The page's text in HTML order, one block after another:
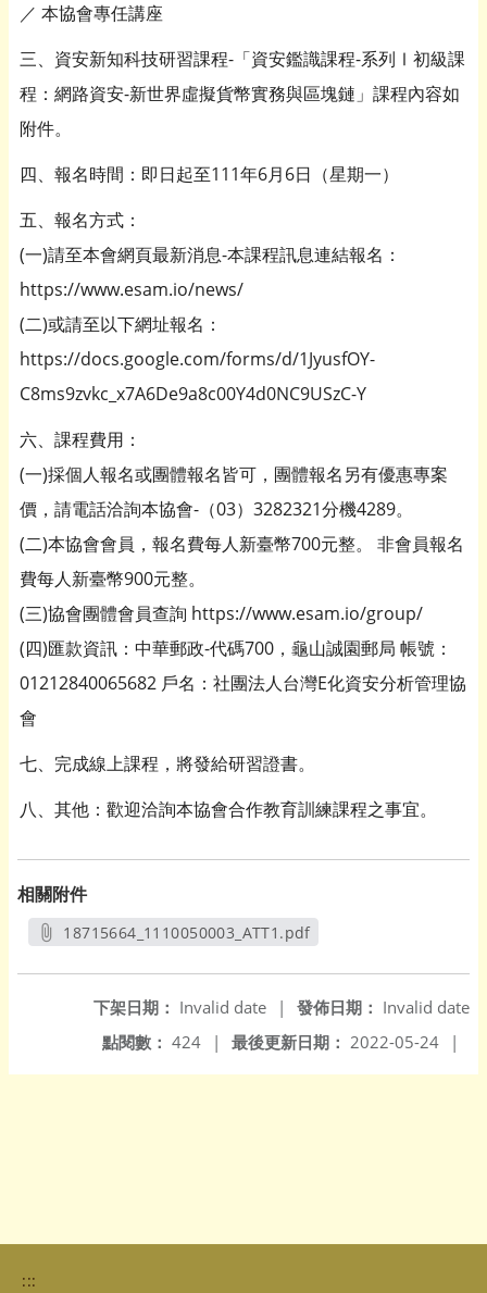
／ 本協會專任講座
三、資安新知科技研習課程-「資安鑑識課程-系列Ⅰ初級課
程：網路資安-新世界虛擬貨幣實務與區塊鏈」課程內容如
附件。
四、報名時間：即日起至111年6月6日（星期一）
五、報名方式：
(一)請至本會網頁最新消息-本課程訊息連結報名：
https://www.esam.io/news/
(二)或請至以下網址報名：
https://docs.google.com/forms/d/1JyusfOY-
C8ms9zvkc_x7A6De9a8c00Y4d0NC9USzC-Y
六、課程費用：
(一)採個人報名或團體報名皆可，團體報名另有優惠專案
價，請電話洽詢本協會-（03）3282321分機4289。
(二)本協會會員，報名費每人新臺幣700元整。 非會員報名
費每人新臺幣900元整。
(三)協會團體會員查詢 https://www.esam.io/group/
(四)匯款資訊：中華郵政-代碼700，龜山誠園郵局 帳號：
01212840065682 戶名：社團法人台灣E化資安分析管理協
會
七、完成線上課程，將發給研習證書。
八、其他：歡迎洽詢本協會合作教育訓練課程之事宜。
相關附件
18715664_1110050003_ATT1.pdf
發佈日期： Invalid date
下架日期： Invalid date
|
最後更新日期： 2022-05-24 |
點閱數： 424 |
:::